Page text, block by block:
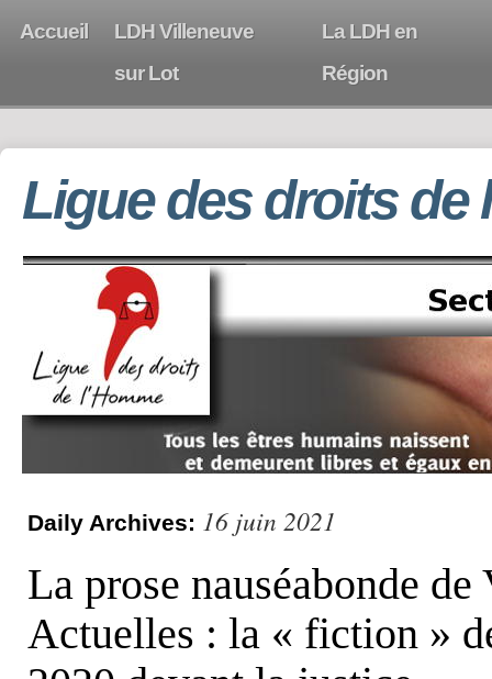
Accueil
LDH Villeneuve
sur Lot
La LDH en
Région
Ligue des droits de
Daily Archives: 16 juin 2021
La prose nauséabonde de
Actuelles : la « fiction »